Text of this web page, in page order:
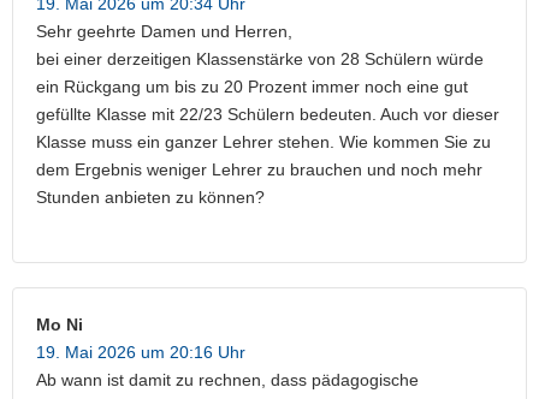
Sehr geehrte Damen und Herren,
bei einer derzeitigen Klassenstärke von 28 Schülern würde
ein Rückgang um bis zu 20 Prozent immer noch eine gut
gefüllte Klasse mit 22/23 Schülern bedeuten. Auch vor dieser
Klasse muss ein ganzer Lehrer stehen. Wie kommen Sie zu
dem Ergebnis weniger Lehrer zu brauchen und noch mehr
Stunden anbieten zu können?
Mo Ni
19. Mai 2026 um 20:16 Uhr
Ab wann ist damit zu rechnen, dass pädagogische